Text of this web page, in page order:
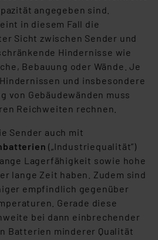
angegeben sind.
in diesem Fall die
Sicht zwischen Sender und
Hindernisse wie
Bebauung oder Wände. Je
und insbesondere
von Gebäudewänden muss
Reichweiten rechnen.
Sender auch mit
(„Industriequalität”)
Lagerfähigkeit sowie hohe
lange Zeit haben. Zudem sind
empfindlich gegenüber
Gerade diese
bei dann einbrechender
Batterien minderer Qualität